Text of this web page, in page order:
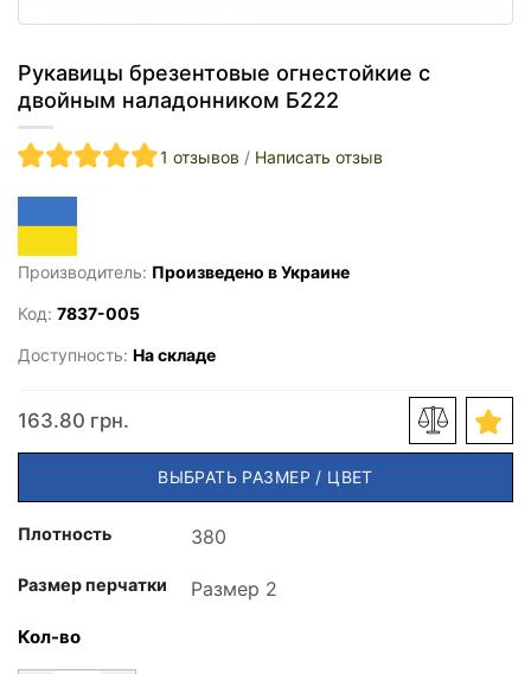
Рукавицы брезентовые огнестойкие с
двойным наладонником Б222
1 отзывов / Написать отзыв
Производитель: Произведено в Украине
Код: 7837-005
Доступность: На складе
163.80 грн.
ВЫБРАТЬ РАЗМЕР / ЦВЕТ
Плотность
Размер перчатки
Кол-во